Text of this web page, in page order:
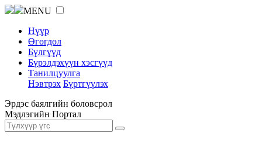
MENU
Нүүр
Өгөгдөл
Бүлгүүд
Бүрэлдэхүүн хэсгүүд
Танилцуулга
Нэвтрэх Бүртгүүлэх
Эрдэс баялгийн боловсрол
Мэдлэгийн Портал